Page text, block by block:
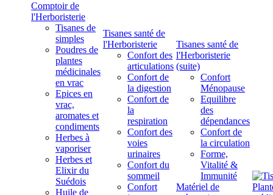
Comptoir de
l'Herboristerie
Tisanes de
simples
Poudres de
plantes
médicinales
en vrac
Epices en
vrac,
aromates et
condiments
Herbes à
vaporiser
Herbes et
Elixir du
Suédois
Huile de
Tisanes santé de
l'Herboristerie
Confort des
articulations
Confort de
la digestion
Confort de
la
respiration
Confort des
voies
urinaires
Confort du
sommeil
Confort
Tisanes santé de
l'Herboristerie
(suite)
Confort
Ménopause
Equilibre
des
dépendances
Confort de
la circulation
Forme,
Vitalité &
Immunité
Matériel de